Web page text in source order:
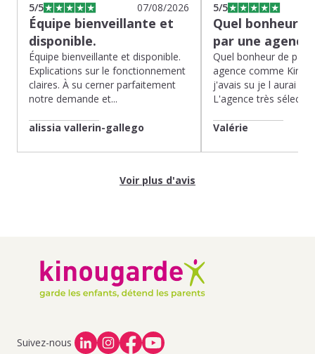
5/5 07/08/2026
Équipe bienveillante et
disponible.
Équipe bienveillante et disponible.
Explications sur le fonctionnement
claires. À su cerner parfaitement
notre demande et...
alissia vallerin-gallego
5/5
Quel bonheur
par une
Quel bonheur de
agence comme
j'avais su je l aurai
L'agence très
Valérie
Voir plus d'avis
Suivez-nous